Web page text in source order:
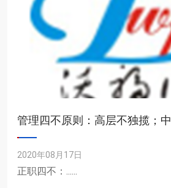
管理四不原则：高层不独揽；
2020年08月17日
正职四不：......